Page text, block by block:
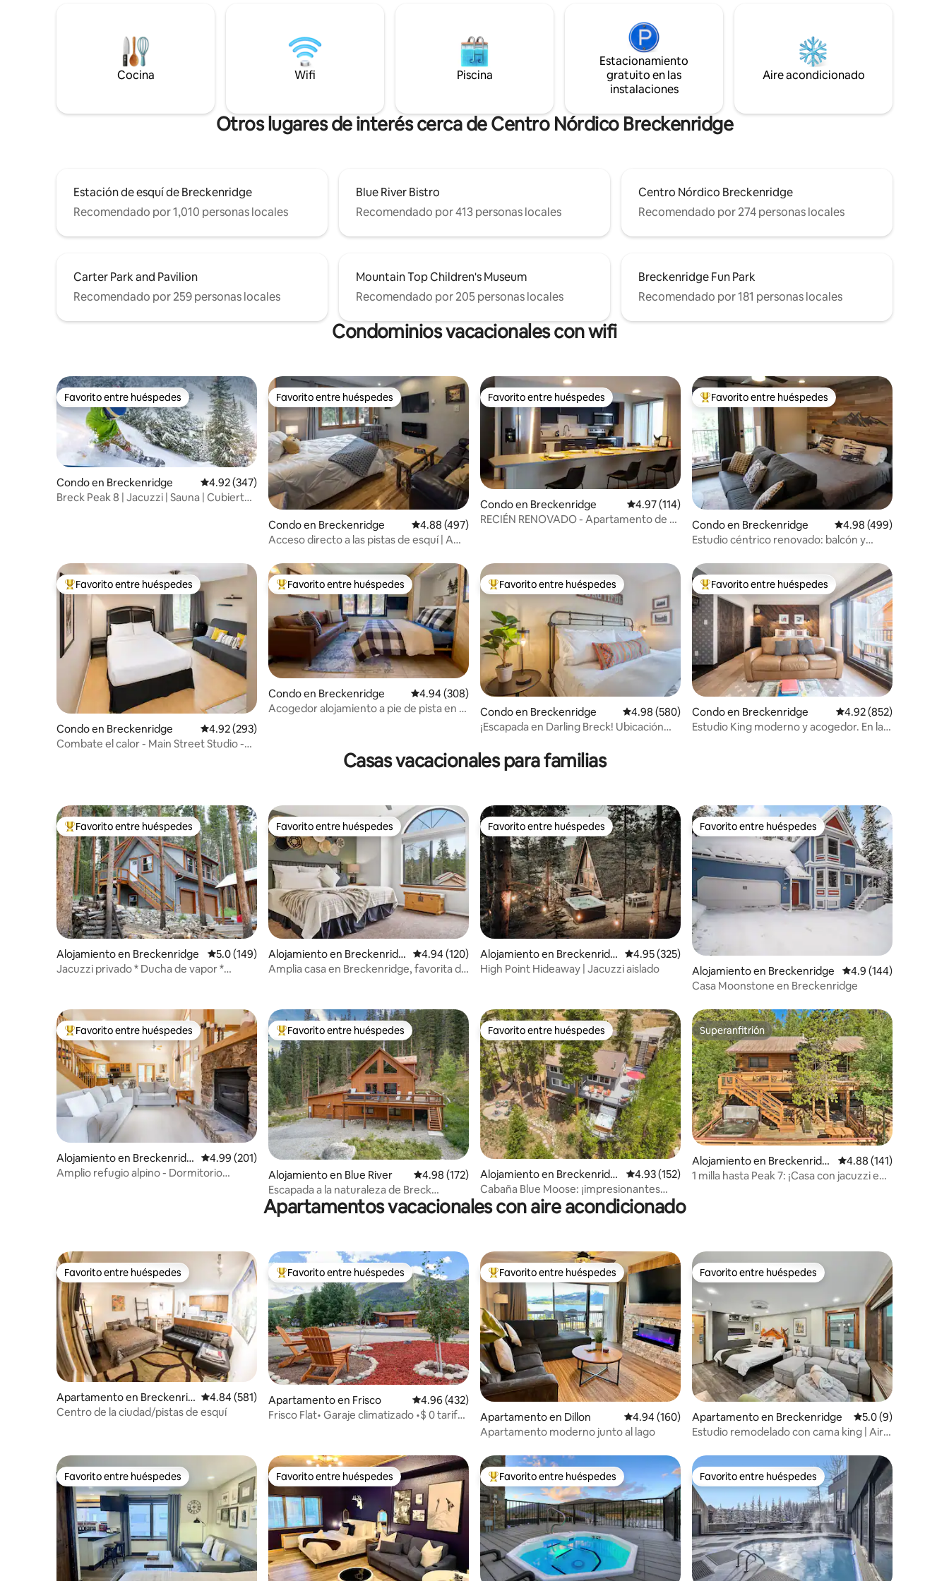
esquiar todo el día. El apartamento
incluye un armario de esquí en el primer
piso, wifi gratuito, TV, sábanas, toallas y 2
plazas de aparcamiento. Jacuzzi y sauna
jacuzzis interiores y exteriores, sauna y
sala de fitness. Convenientemente
ubicado junto al ascensor y a poca
piscina y la bolera, etc. se encuentran en
apartamento de 1 dormitorio y 2 baños
que permite a los huéspedes tener
mucho espacio para relajarse.
para hacer senderismo al final de la calle.
Al lado del centro nórdico. Dos plazas de
aparcamiento sin asignar. ¡Vibraciones de
Cocina Wifi Piscina
Estacionamiento
gratuito en las
instalaciones
Aire acondicionado
Otros lugares de interés cerca de Centro Nórdico Breckenridge
Estación de esquí de Breckenridge
Recomendado por 1,010 personas locales
Blue River Bistro
Recomendado por 413 personas locales
Centro Nórdico Breckenridge
Recomendado por 274 personas locales
Carter Park and Pavilion
Recomendado por 259 personas locales
Mountain Top Children's Museum
Recomendado por 205 personas locales
Breckenridge Fun Park
Recomendado por 181 personas locales
Condominios vacacionales con wifi
Favorito entre huéspedes
Favorito entre huéspedes
Condo en Breckenridge Calificación promedio: 4.92 de 5, 347 reseñas
4.92 (347)
Breck Peak 8 | Jacuzzi | Sauna | Cubierta
Favorito entre huéspedes
Favorito entre huéspedes
Condo en Breckenridge Calificación promedio: 4.88 de 5, 497 reseñas
4.88 (497)
Acceso directo a las pistas de esquí | A
Premium
Favorito entre huéspedes
Favorito entre huéspedes
Condo en Breckenridge Calificación promedio: 4.97 de 5, 114 reseñas
4.97 (114)
RECIÉN RENOVADO - Apartamento de 2
Favorito entre huéspedes preferido
Favorito entre huéspedes
Condo en Breckenridge Calificación promedio:
4.98 (499)
Estudio céntrico renovado: balcón y
Favorito entre huéspedes preferido
Favorito entre huéspedes
Condo en Breckenridge Calificación promedio: 4.92 de 5, 293 reseñas
4.92 (293)
Combate el calor - Main Street Studio -
Favorito entre huéspedes preferido
Favorito entre huéspedes
Condo en Breckenridge Calificación promedio: 4.94 de 5, 308 reseñas
4.94 (308)
Acogedor alojamiento a pie de pista en 4
Favorito entre huéspedes preferido
Favorito entre huéspedes
Condo en Breckenridge Calificación promedio: 4.98 de 5, 580 reseñas
4.98 (580)
¡Escapada en Darling Breck! Ubicación
Favorito entre huéspedes preferido
Favorito entre huéspedes
Condo en Breckenridge Calificación promedio:
4.92 (852)
Estudio King moderno y acogedor. En la
Casas vacacionales para familias
Favorito entre huéspedes preferido
Favorito entre huéspedes
Alojamiento en Breckenridge Calificación promedio: 5.0 de 5, 149 reseñas
5.0 (149)
Jacuzzi privado * Ducha de vapor *
Favorito entre huéspedes
Favorito entre huéspedes
Alojamiento en Breckenridg
e
Calificación promedio: 4.94 de 5, 120 reseñas
4.94 (120)
Amplia casa en Breckenridge, favorita de
Favorito entre huéspedes
Favorito entre huéspedes
Alojamiento en Breckenridg
e
Calificación promedio: 4.95 de 5, 325 reseñas
4.95 (325)
High Point Hideaway | Jacuzzi aislado
Favorito entre huéspedes
Favorito entre huéspedes
Alojamiento en Breckenridge Calificación
4.9 (144)
Casa Moonstone en Breckenridge
Favorito entre huéspedes preferido
Favorito entre huéspedes
Alojamiento en Breckenridg
e
Calificación promedio: 4.99 de 5, 201 reseñas
4.99 (201)
Amplio refugio alpino - Dormitorio
Favorito entre huéspedes preferido
Favorito entre huéspedes
Alojamiento en Blue River Calificación promedio: 4.98 de 5, 172 reseñas
4.98 (172)
Escapada a la naturaleza de Breck
(jacuzzi/sala de juegos/teatro)
Favorito entre huéspedes
Favorito entre huéspedes
Alojamiento en Breckenridg
e
Calificación promedio: 4.93 de 5, 152 reseñas
4.93 (152)
Cabaña Blue Moose: ¡impresionantes
vistas a la estación de esquí!
Superanfitrión
Superanfitrión
Alojamiento en Breckenridg
e
Calificación promedio:
4.88 (141)
1 milla hasta Peak 7: ¡Casa con jacuzzi en
Apartamentos vacacionales con aire acondicionado
Favorito entre huéspedes
Favorito entre huéspedes
Apartamento en Breckenrid
ge
Calificación promedio: 4.84 de 5, 581 reseñas
4.84 (581)
Centro de la ciudad/pistas de esquí
Favorito entre huéspedes preferido
Favorito entre huéspedes
Apartamento en Frisco Calificación promedio: 4.96 de 5, 432 reseñas
4.96 (432)
Frisco Flat• Garaje climatizado •$ 0 tarifas
Favorito entre huéspedes preferido
Favorito entre huéspedes
Apartamento en Dillon Calificación promedio: 4.94 de 5, 160 reseñas
4.94 (160)
Apartamento moderno junto al lago
Favorito entre huéspedes
Favorito entre huéspedes
Apartamento en Breckenridge Calificación
5.0 (9)
Estudio remodelado con cama king | Aire
pistas de esquí | Peak 9
Favorito entre huéspedes
Favorito entre huéspedes Favorito entre huéspedes
Favorito entre huéspedes Favorito entre huéspedes preferido
Favorito entre huéspedes Favorito entre huéspedes
Favorito entre huéspedes